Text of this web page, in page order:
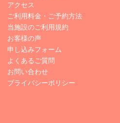
アクセス
ご利用料金・ご予約方法
当施設のご利用規約
お客様の声
申し込みフォーム
よくあるご質問
お問い合わせ
プライバシーポリシー